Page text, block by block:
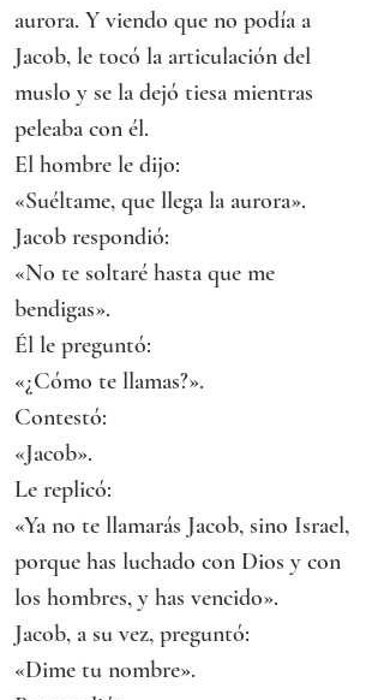
aurora. Y viendo que no podía a
Jacob, le tocó la articulación del
muslo y se la dejó tiesa mientras
peleaba con él.
El hombre le dijo:
«Suéltame, que llega la aurora».
Jacob respondió:
«No te soltaré hasta que me
bendigas».
Él le preguntó:
«¿Cómo te llamas?».
Contestó:
«Jacob».
Le replicó:
«Ya no te llamarás Jacob, sino Israel,
porque has luchado con Dios y con
los hombres, y has vencido».
Jacob, a su vez, preguntó:
«Dime tu nombre».